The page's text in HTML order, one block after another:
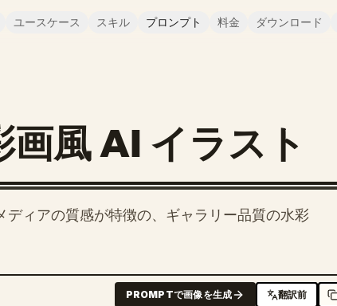
ユースケース スキル プロンプト 料金 ダウンロード
風 AI イラスト
ィアの質感が特徴の、ギャラリー品質の水彩
PROMPTで画像を生成 翻訳前